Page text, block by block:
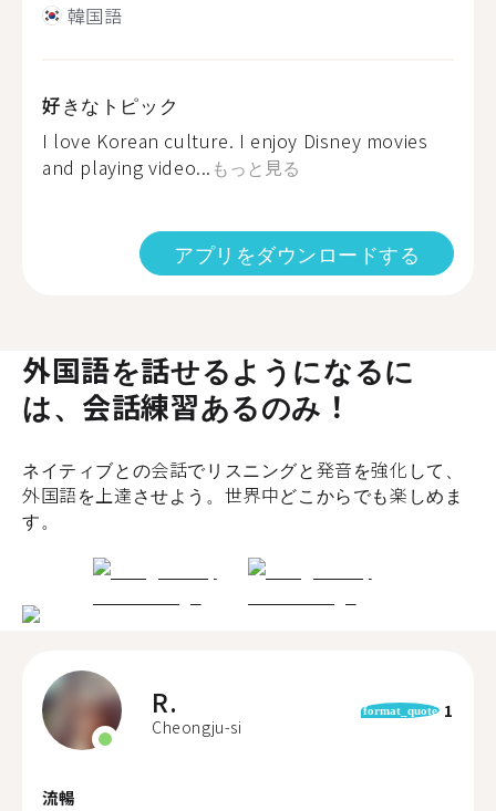
韓国語
好きなトピック
I love Korean culture. I enjoy Disney movies
and playing video... もっと見る
アプリをダウンロードする
外国語を話せるようになるに
は、会話練習あるのみ！
ネイティブとの会話でリスニングと発音を強化して、
外国語を上達させよう。世界中どこからでも楽しめま
す。
R.
Cheongju-si
format_quote 1
流暢